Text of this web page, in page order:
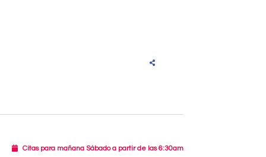
Citas para mañana Sábado a partir de las 6:30am